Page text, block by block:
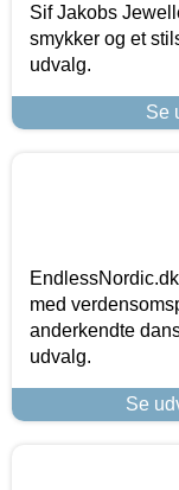
Sif Jakobs
smykker og et
udvalg.
Se
med
anderkendte
udvalg.
Se